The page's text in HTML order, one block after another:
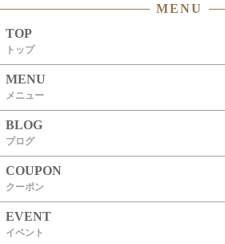
MENU
TOP
トップ
MENU
メニュー
BLOG
ブログ
COUPON
クーポン
EVENT
イベント